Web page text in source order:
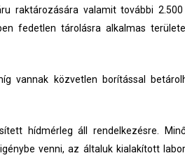
raktározására valamit további
fedetlen tárolásra alkalmas
vannak közvetlen borítással
hídmérleg áll rendelkezésre.
venni, az általuk kialakított